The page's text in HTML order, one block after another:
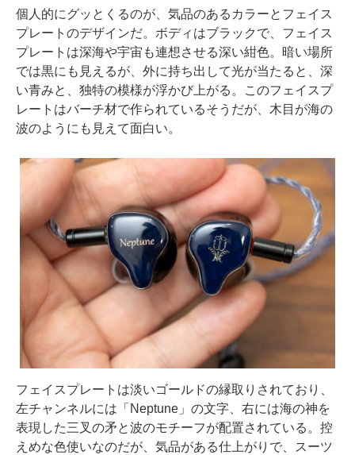
個人的にグッとくるのが、気品のあるカラーとフェイス
プレートのデザインだ。ボディはブラックで、フェイス
プレートは深海や宇宙も連想させる深い紺色。暗い場所
では黒にも見えるが、外に持ち出して光が当たると、深
い青みと、独特の模様が浮かび上がる。このフェイスプ
レートはバーチ材で作られているそうだが、木目が海の
波のようにも見えて面白い。
フェイスプレートは淡いゴールドの縁取りされており、
左チャンネルには「Neptune」の文字、右には海の神を
表現した三叉の矛と波のモチーフが配置されている。控
えめな色使いなのだが、気品がある仕上がりで、スーツ